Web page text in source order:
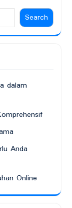
Search
dalam
Anda
Online